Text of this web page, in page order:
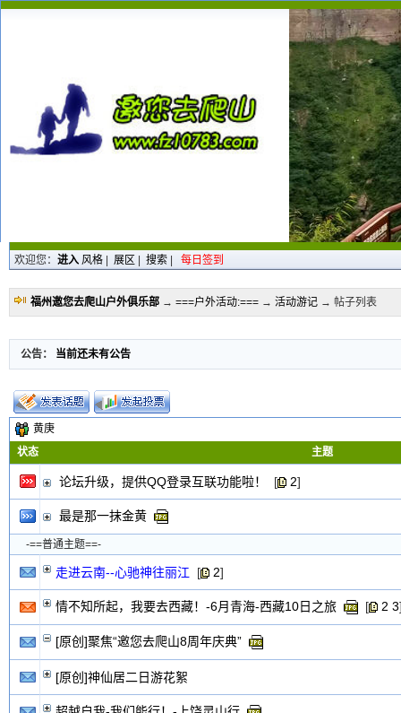
欢迎您： 进入 风格 展区 搜索 每日签到
福州邀您去爬山户外俱乐部 → ===户外活动:=== → 活动游记 → 帖子列表
公告： 当前还未有公告
新的主题
新小字报
黄庚
状态
主题
论坛升级，提供QQ登录互联功能啦！ [ 2]
最是那一抹金黄
-==普通主题==-
走进云南--心驰神往丽江 [ 2]
情不知所起，我要去西藏！-6月青海-西藏10日之旅 [ 2 3
[原创]聚焦“邀您去爬山8周年庆典”
[原创]神仙居二日游花絮